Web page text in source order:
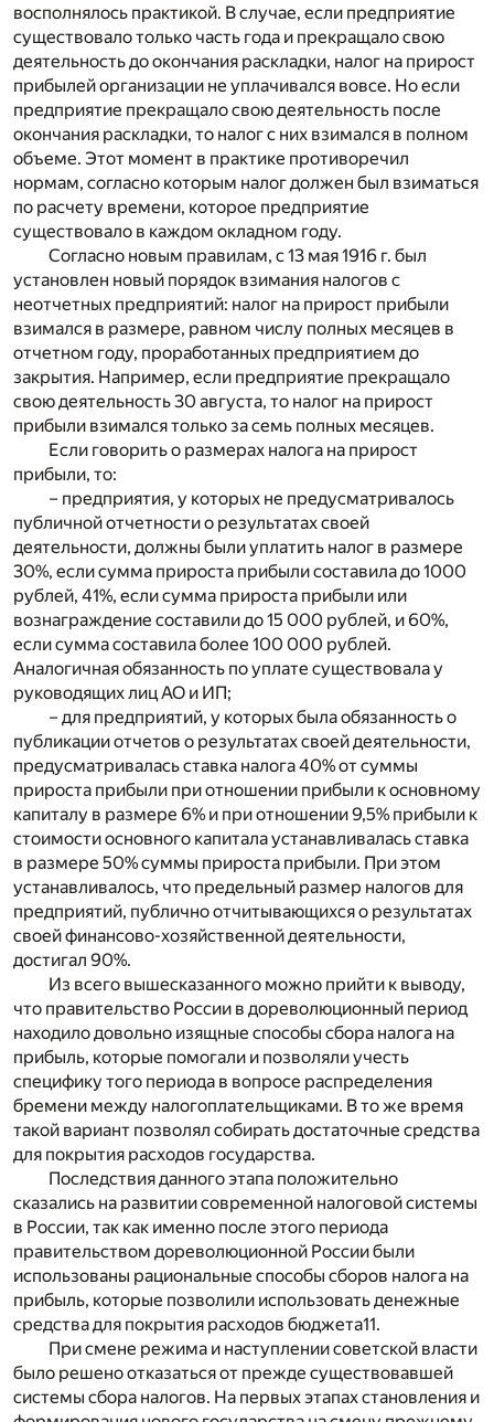
восполнялось практикой. В случае, если предприятие
существовало только часть года и прекращало свою
деятельность до окончания раскладки, налог на прирост
прибылей организации не уплачивался вовсе. Но если
предприятие прекращало свою деятельность после
окончания раскладки, то налог с них взимался в полном
объеме. Этот момент в практике противоречил
нормам, согласно которым налог должен был взиматься
по расчету времени, которое предприятие
существовало в каждом окладном году.
Согласно новым правилам, с 13 мая 1916 г. был
установлен новый порядок взимания налогов с
неотчетных предприятий: налог на прирост прибыли
взимался в размере, равном числу полных месяцев в
отчетном году, проработанных предприятием до
закрытия. Например, если предприятие прекращало
свою деятельность 30 августа, то налог на прирост
прибыли взимался только за семь полных месяцев.
Если говорить о размерах налога на прирост
прибыли, то:
– предприятия, у которых не предусматривалось
публичной отчетности о результатах своей
деятельности, должны были уплатить налог в размере
30%, если сумма прироста прибыли составила до 1000
рублей, 41%, если сумма прироста прибыли или
вознаграждение составили до 15 000 рублей, и 60%,
если сумма составила более 100 000 рублей.
Аналогичная обязанность по уплате существовала у
руководящих лиц АО и ИП;
– для предприятий, у которых была обязанность о
публикации отчетов о результатах своей деятельности,
предусматривалась ставка налога 40% от суммы
прироста прибыли при отношении прибыли к основному
капиталу в размере 6% и при отношении 9,5% прибыли к
стоимости основного капитала устанавливалась ставка
в размере 50% суммы прироста прибыли. При этом
устанавливалось, что предельный размер налогов для
предприятий, публично отчитывающихся о результатах
своей финансово-хозяйственной деятельности,
достигал 90%.
Из всего вышесказанного можно прийти к выводу,
что правительство России в дореволюционный период
находило довольно изящные способы сбора налога на
прибыль, которые помогали и позволяли учесть
специфику того периода в вопросе распределения
бремени между налогоплательщиками. В то же время
такой вариант позволял собирать достаточные средства
для покрытия расходов государства.
Последствия данного этапа положительно
сказались на развитии современной налоговой системы
в России, так как именно после этого периода
правительством дореволюционной России были
использованы рациональные способы сборов налога на
прибыль, которые позволили использовать денежные
средства для покрытия расходов бюджета11.
При смене режима и наступлении советской власти
было решено отказаться от прежде существовавшей
системы сбора налогов. На первых этапах становления и